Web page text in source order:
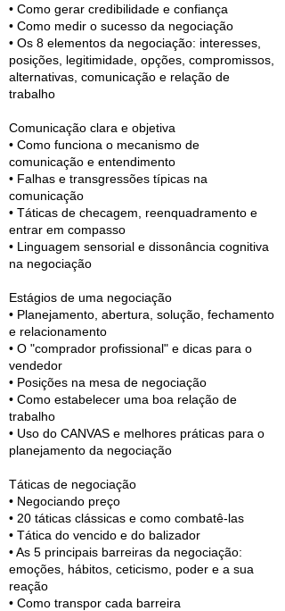
• Como gerar credibilidade e confiança
• Como medir o sucesso da negociação
• Os 8 elementos da negociação: interesses,
posições, legitimidade, opções, compromissos,
alternativas, comunicação e relação de
trabalho
Comunicação clara e objetiva
• Como funciona o mecanismo de
comunicação e entendimento
• Falhas e transgressões típicas na
comunicação
• Táticas de checagem, reenquadramento e
entrar em compasso
• Linguagem sensorial e dissonância cognitiva
na negociação
Estágios de uma negociação
• Planejamento, abertura, solução, fechamento
e relacionamento
• O "comprador profissional" e dicas para o
vendedor
• Posições na mesa de negociação
• Como estabelecer uma boa relação de
trabalho
• Uso do CANVAS e melhores práticas para o
planejamento da negociação
Táticas de negociação
• Negociando preço
• 20 táticas clássicas e como combatê-las
• Tática do vencido e do balizador
• As 5 principais barreiras da negociação:
emoções, hábitos, ceticismo, poder e a sua
reação
• Como transpor cada barreira